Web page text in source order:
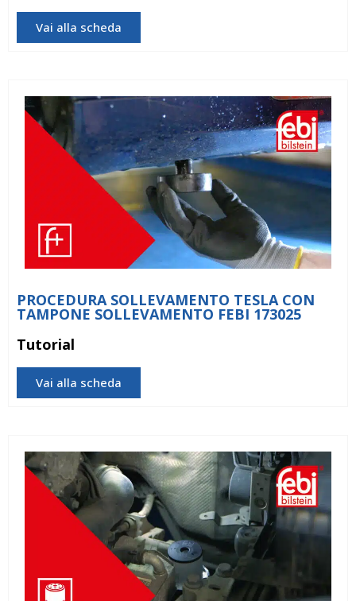
Vai alla scheda
PROCEDURA SOLLEVAMENTO TESLA CON
TAMPONE SOLLEVAMENTO FEBI 173025
Tutorial
Vai alla scheda